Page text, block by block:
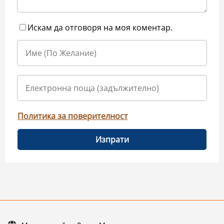
Искам да отговоря на моя коментар.
Политика за поверителност
Изпрати